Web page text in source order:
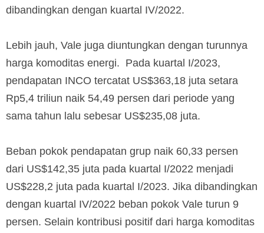
dibandingkan dengan kuartal IV/2022.
Lebih jauh, Vale juga diuntungkan dengan turunnya
harga komoditas energi. Pada kuartal I/2023,
pendapatan INCO tercatat US$363,18 juta setara
Rp5,4 triliun naik 54,49 persen dari periode yang
sama tahun lalu sebesar US$235,08 juta.
Beban pokok pendapatan grup naik 60,33 persen
dari US$142,35 juta pada kuartal I/2022 menjadi
US$228,2 juta pada kuartal I/2023. Jika dibandingkan
dengan kuartal IV/2022 beban pokok Vale turun 9
persen. Selain kontribusi positif dari harga komoditas